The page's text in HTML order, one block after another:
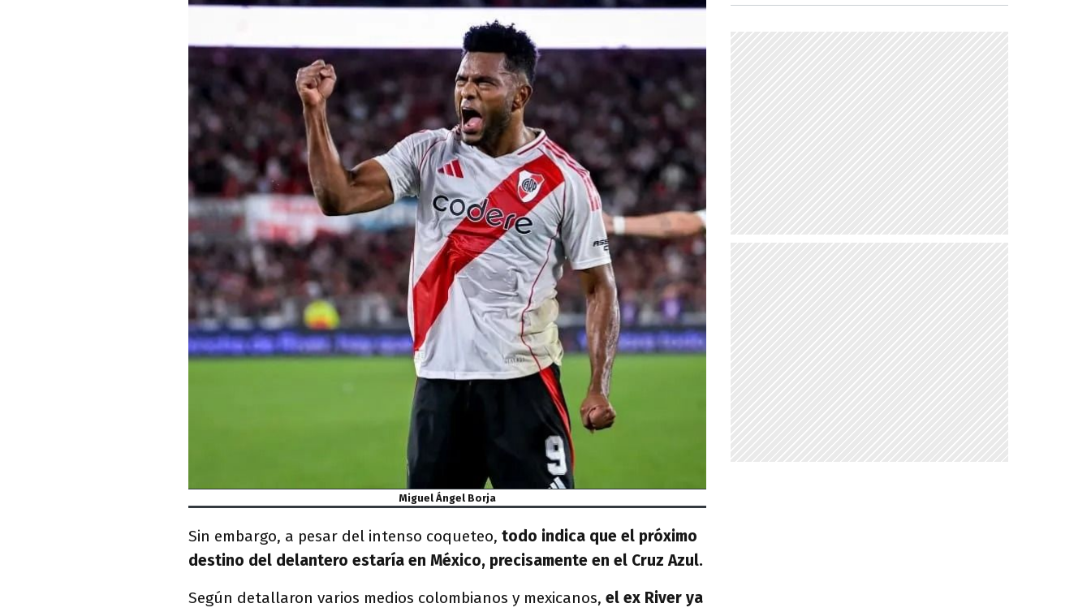
Miguel Ángel Borja
Sin embargo, a pesar del intenso coqueteo, todo indica que el próximo
destino del delantero estaría en México, precisamente en el Cruz Azul.
Según detallaron varios medios colombianos y mexicanos, el ex River ya